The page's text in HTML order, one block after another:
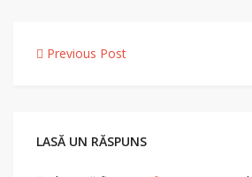
Navigare
Previous Post
LASĂ UN RĂSPUNS